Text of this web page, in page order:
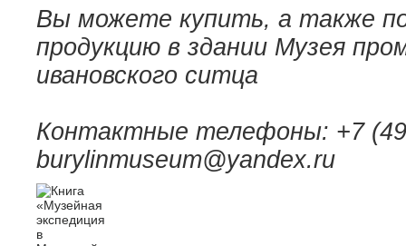
Вы можете купить, а также
продукцию в здании Музея
ивановского ситца
Контактные телефоны: +7
burylinmuseum@yandex.ru